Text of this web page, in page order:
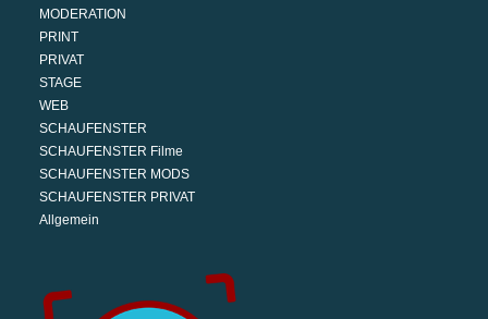
MODERATION
PRINT
PRIVAT
STAGE
WEB
SCHAUFENSTER
SCHAUFENSTER Filme
SCHAUFENSTER MODS
SCHAUFENSTER PRIVAT
Allgemein